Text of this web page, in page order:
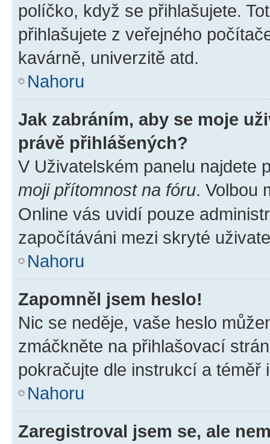
políčko, když se přihlašujete.
přihlašujete z veřejného
kavárně, univerzitě atd.
Nahoru
Jak zabráním, aby se moje
právě přihlášených?
V Uživatelském panelu najdete
moji přítomnost na fóru. Volbou
Online vás uvidí pouze
započítáváni mezi skryté
Nahoru
Zapomněl jsem heslo!
Nic se neděje, vaše heslo
zmáčkněte na přihlašovací
pokračujte dle instrukcí a téměř
Nahoru
Zaregistroval jsem se, ale